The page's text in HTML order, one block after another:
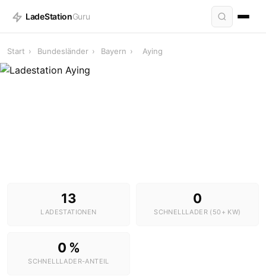
LadeStationGuru
Start › Bundesländer › Bayern › Aying
13
LADESTATIONEN
0
SCHNELLLADER (50+ KW)
0 %
SCHNELLLADER-ANTEIL